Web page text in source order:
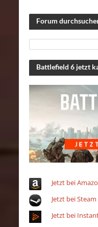
Forum
Battlefield 6 jetzt
Jetzt bei
Jetzt bei
Jetzt bei